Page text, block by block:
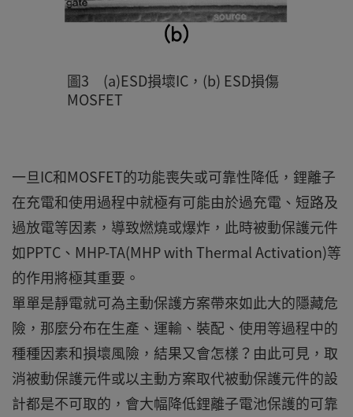
圖3 (a)ESD損壞IC，(b) ESD損傷
MOSFET
一旦IC和MOSFET的功能喪失或可靠性降低，鋰離子
在充電和使用過程中就極有可能由於過充電、短路及
過放電等因素，導致燃燒或爆炸，此時被動保護元件
如PPTC、MHP-TA(MHP with Thermal Activation)等
的作用將極其重要。
單單是靜電就可為主動保護方案帶來如此大的隱藏危
險，那麼分布在生產、運輸、裝配、使用等過程中的
種種因素和損壞風險，結果又會怎樣？由此可見，取
消被動保護元件或以主動方案取代被動保護元件的設
計都是不可取的，會大幅降低鋰離子電池保護的可靠